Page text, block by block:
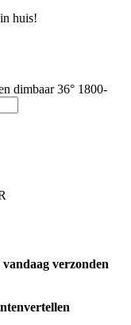
huis!
dimbaar 36° 1800-
vandaag verzonden